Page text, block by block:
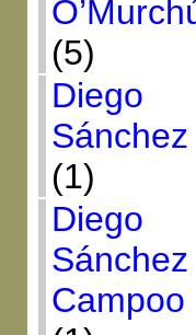
(5)
Diego
Sánchez
(1)
Diego
Sánchez
Campoo